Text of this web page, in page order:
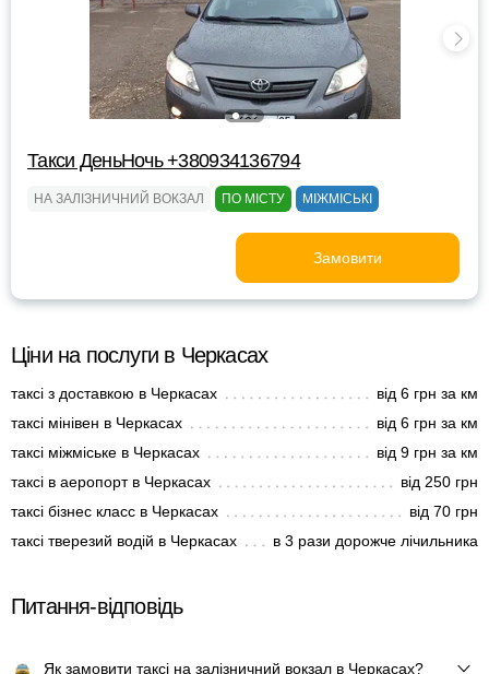
Такси ДеньНочь +380934136794
НА ЗАЛІЗНИЧНИЙ ВОКЗАЛ ПО МІСТУ МІЖМІСЬКІ
Замовити
Ціни на послуги в Черкасах
таксі з доставкою в Черкасах
від 6 грн за км
таксі мінівен в Черкасах
від 6 грн за км
таксі міжміське в Черкасах
від 9 грн за км
таксі в аеропорт в Черкасах
від 250 грн
таксі бізнес класс в Черкасах
від 70 грн
таксі тверезий водій в Черкасах
в 3 рази дорожче лічильника
Питання-відповідь
Як замовити таксі на залізничний вокзал в Черкасах?